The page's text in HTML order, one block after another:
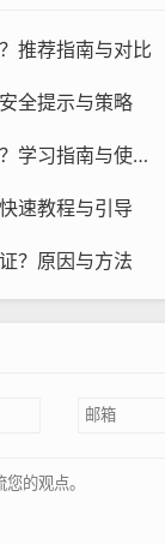
推荐指南与对比
全提示与策略
指南与使用策略
速教程与引导
？原因与方法